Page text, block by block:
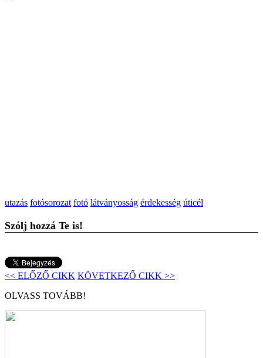
utazás fotósorozat fotó látványosság érdekesség úticél
Szólj hozzá Te is!
<< ELŐZŐ CIKK KÖVETKEZŐ CIKK >>
OLVASS TOVÁBB!